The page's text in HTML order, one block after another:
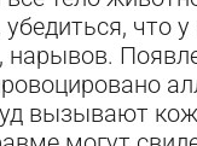
что у
нарывов.
вызывают